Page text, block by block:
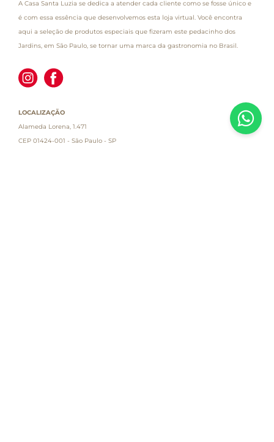
A Casa Santa Luzia se dedica a atender cada cliente como se fosse único e
é com essa essência que desenvolvemos esta loja virtual. Você encontra
aqui a seleção de produtos especiais que fizeram este pedacinho dos
Jardins, em São Paulo, se tornar uma marca da gastronomia no Brasil.
LOCALIZAÇÃO
Alameda Lorena, 1.471
CEP 01424-001 - São Paulo - SP